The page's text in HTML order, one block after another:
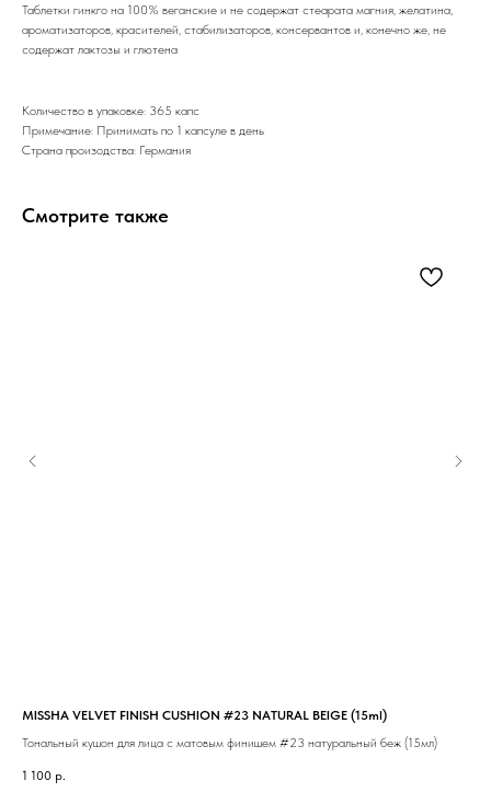
Таблетки гинкго на 100% веганские и не содержат стеарата магния, желатина,
ароматизаторов, красителей, стабилизаторов, консервантов и, конечно же, не
содержат лактозы и глютена
Количество в упаковке: 365 капс
Примечание: Принимать по 1 капсуле в день
Страна произодства: Германия
Смотрите также
MISSHA VELVET FINISH CUSHION #23 NATURAL BEIGE (15ml)
Тональный кушон для лица с матовым финишем #23 натуральный беж (15мл)
1 100 р.